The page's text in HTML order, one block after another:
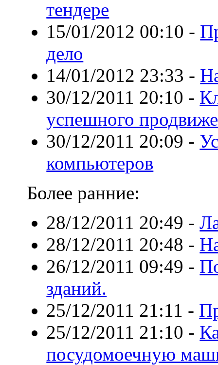
тендере
15/01/2012 00:10 -
дело
14/01/2012 23:33 -
30/12/2011 20:10 -
успешного
30/12/2011 20:09 -
компьютеров
Более ранние:
28/12/2011 20:49 -
28/12/2011 20:48 -
26/12/2011 09:49 -
зданий.
25/12/2011 21:11 -
25/12/2011 21:10 -
посудомоечную